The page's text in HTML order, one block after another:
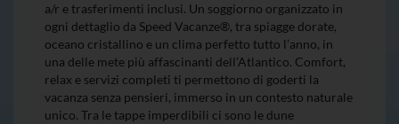
a/r e trasferimenti inclusi. Un soggiorno organizzato in
ogni dettaglio da Speed Vacanze®, tra spiagge dorate,
oceano cristallino e un clima perfetto tutto l’anno, in
una delle mete più affascinanti dell’Atlantico. Comfort,
relax e servizi completi ti permettono di goderti la
vacanza senza pensieri, immerso in un contesto naturale
unico. Tra le tappe imperdibili ci sono le dune